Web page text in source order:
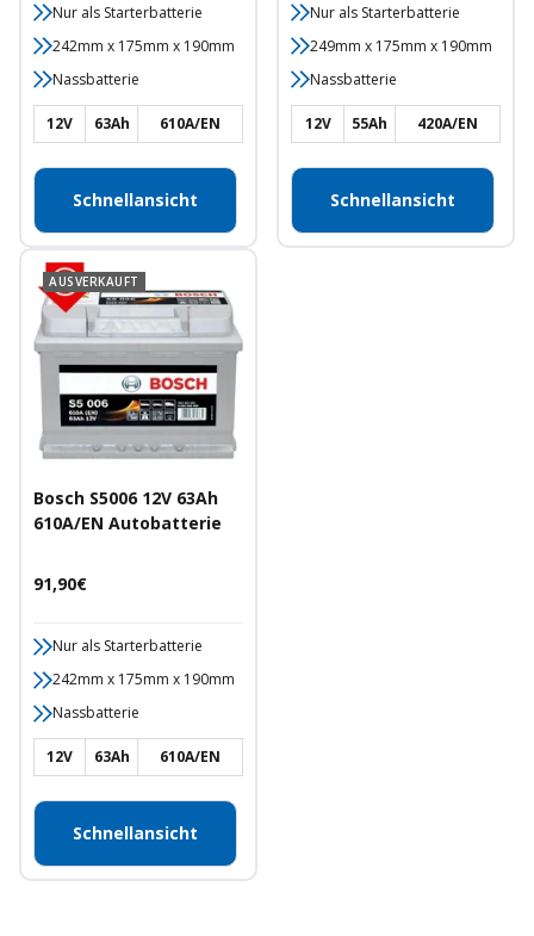
Nur als Starterbatterie
242mm x 175mm x 190mm
Nassbatterie
12V 63Ah 610A/EN
Schnellansicht
Nur als Starterbatterie
249mm x 175mm x 190mm
Nassbatterie
12V 55Ah 420A/EN
Schnellansicht
AUSVERKAUFT
Bosch S5006 12V 63Ah
610A/EN Autobatterie
Angebotspreis
91,90€
Nur als Starterbatterie
242mm x 175mm x 190mm
Nassbatterie
12V 63Ah 610A/EN
Schnellansicht